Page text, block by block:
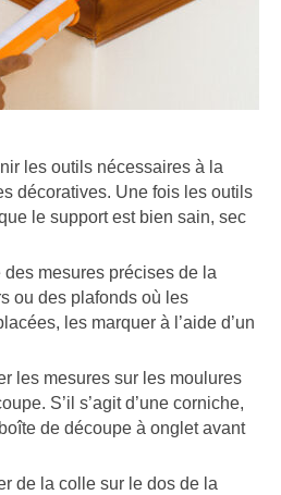
les outils nécessaires à la
décoratives. Une fois les outils
le support est bien sain, sec
mesures précises de la
ou des plafonds où les
les marquer à l’aide d’un
les mesures sur les moulures
S’il s’agit d’une corniche,
de découpe à onglet avant
de la colle sur le dos de la